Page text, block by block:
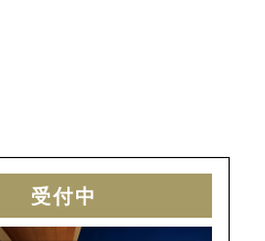
受付中